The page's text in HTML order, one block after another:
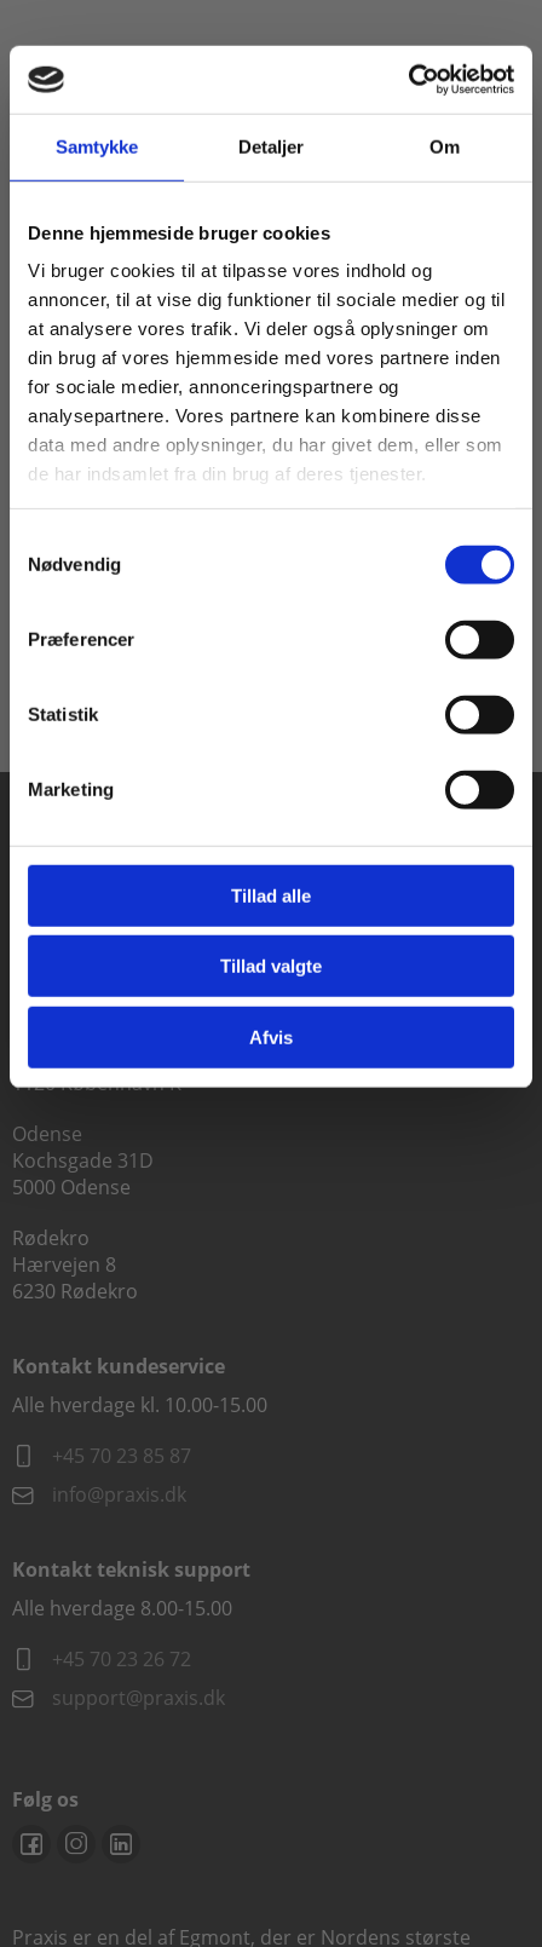
Samtykke Detaljer Om
Denne hjemmeside bruger cookies
Vi bruger cookies til at tilpasse vores indhold og
annoncer, til at vise dig funktioner til sociale medier og til
at analysere vores trafik. Vi deler også oplysninger om
din brug af vores hjemmeside med vores partnere inden
for sociale medier, annonceringspartnere og
analysepartnere. Vores partnere kan kombinere disse
data med andre oplysninger, du har givet dem, eller som
de har indsamlet fra din brug af deres tjenester.
Nødvendig
Præferencer
Statistik
Marketing
Tillad alle
Tillad valgte
Afvis
125,00 KR.
Bog
Teknisk tegning - Opgaver 3
Niels M. Povlsen
1120 København K
Odense
Kochsgade 31D
5000 Odense
Rødekro
Hærvejen 8
6230 Rødekro
Kontakt kundeservice
Alle hverdage kl. 10.00-15.00
+45 70 23 85 87
info@praxis.dk
Kontakt teknisk support
Alle hverdage 8.00-15.00
+45 70 23 26 72
support@praxis.dk
Følg os
Praxis er en del af Egmont, der er Nordens største
Køb læremidler og find masterclasses mm.
Fortsæt som:
For privatkunder og
studerende. Du får
vist priser inkl.
For institutioner og
virksomheder. Du
får vist priser ekskl.
Gå til praxisOnline